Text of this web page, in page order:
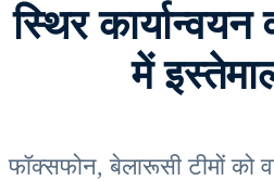
स्थिर
में
फॉक्सफोन, बेलारूसी टीमों को